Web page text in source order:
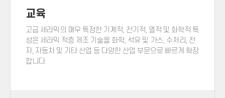
교육
고급 세라믹의 매우 특정한 기계적, 전기적, 열적 및 화학적 특
성은 세라믹 적층 제조 기술을 화학, 석유 및 가스, 수처리, 전
자, 자동차 및 기타 산업 등 다양한 산업 부문으로 빠르게 확장
합니다.